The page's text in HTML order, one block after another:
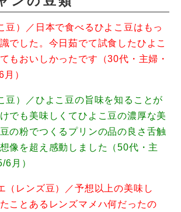
豆）／日本で食べるひよこ豆はもっ
でした。今日茹でて試食したひよこ
もおいしかったです（30代・主婦・
）
豆）／ひよこ豆の旨味を知ることが
でも美味しくてひよこ豆の濃厚な美
の粉でつくるプリンの品の良さ舌触
像を超え感動しました（50代・主
6月）
（レンズ豆）／予想以上の美味し
ことあるレンズマメハ何だったの